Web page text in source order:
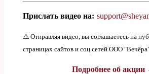
Прислать видео на:
⚠️ Отправляя видео, вы соглашаетесь на
страницах сайтов и соц.сетей ООО
Подробнее об акции